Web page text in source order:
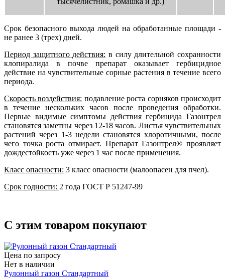
Срок безопасного выхода людей на обработанные площади -
не ранее 3 (трех) дней.
Период защитного действия: в силу длительной сохранности
клопиралида в почве препарат оказывает гербицидное
действие на чувствительные сорные растения в течение всего
периода.
Скорость воздействия: подавление роста сорняков происходит
в течение нескольких часов после проведения обработки.
Первые видимые симптомы действия гербицида Газонтрел
становятся заметны через 12-18 часов. Листья чувствительных
растений через 1-3 недели становятся хлоротичными, после
чего точка роста отмирает. Препарат Газонтрел® проявляет
дождестойкость уже через 1 час после применения.
Класс опасности: 3 класс опасности (малоопасен для пчел).
Срок годности: 2 года ГОСТ Р 51247-99
С этим товаром покупают
Цена по запросу
Нет в наличии
Рулонный газон Стандартный